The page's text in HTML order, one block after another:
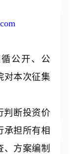
公开、公
对本次征集
判断投资价
承担所有相
、方案编制